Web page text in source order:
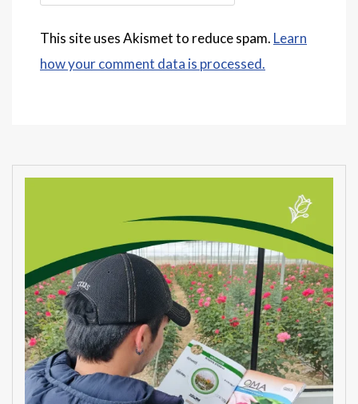
This site uses Akismet to reduce spam. Learn
how your comment data is processed.